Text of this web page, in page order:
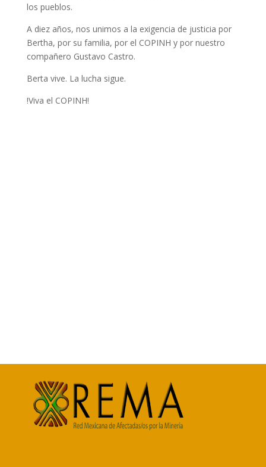
los pueblos.
A diez años, nos unimos a la exigencia de justicia por
Bertha, por su familia, por el COPINH y por nuestro
compañero Gustavo Castro.
Berta vive. La lucha sigue.
!Viva el COPINH!